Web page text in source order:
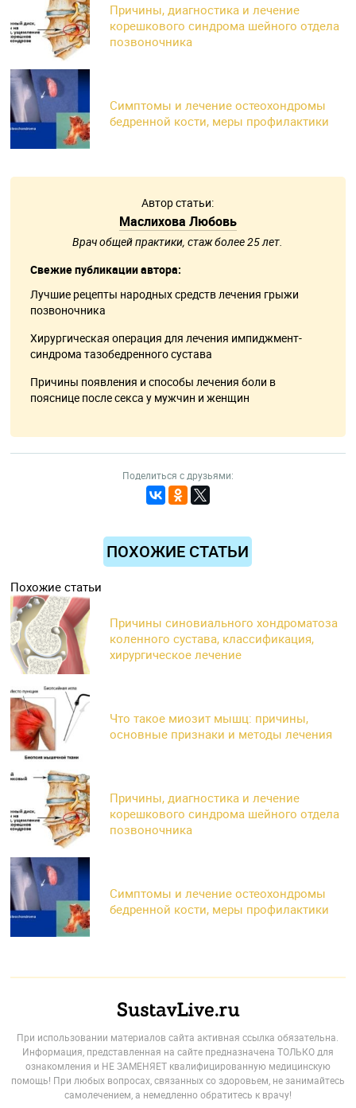
Причины, диагностика и лечение
корешкового синдрома шейного отдела
позвоночника
Симптомы и лечение остеохондромы
бедренной кости, меры профилактики
Автор статьи:
Маслихова Любовь
Врач общей практики, стаж более 25 лет.
Свежие публикации автора:
Лучшие рецепты народных средств лечения грыжи
позвоночника
Хирургическая операция для лечения импиджмент-
синдрома тазобедренного сустава
Причины появления и способы лечения боли в
пояснице после секса у мужчин и женщин
Поделиться с друзьями:
ПОХОЖИЕ СТАТЬИ
Похожие статьи
Причины синовиального хондроматоза
коленного сустава, классификация,
хирургическое лечение
Что такое миозит мышц: причины,
основные признаки и методы лечения
Причины, диагностика и лечение
корешкового синдрома шейного отдела
позвоночника
Симптомы и лечение остеохондромы
бедренной кости, меры профилактики
При использовании материалов сайта активная ссылка обязательна.
Информация, представленная на сайте предназначена ТОЛЬКО для
ознакомления и НЕ ЗАМЕНЯЕТ квалифицированную медицинскую
помощь! При любых вопросах, связанных со здоровьем, не занимайтесь
самолечением, а немедленно обратитесь к врачу!